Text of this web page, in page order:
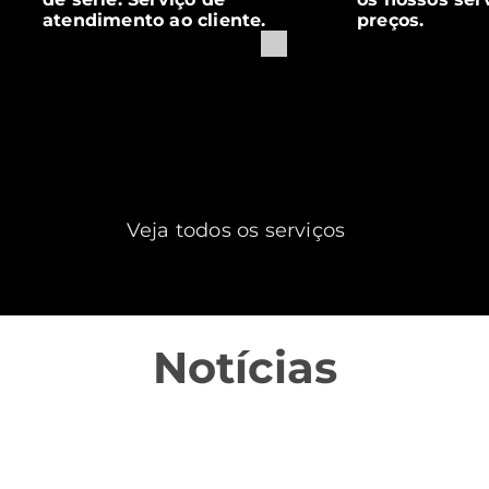
atendimento ao cliente.
preços.
Veja todos os serviços
Notícias